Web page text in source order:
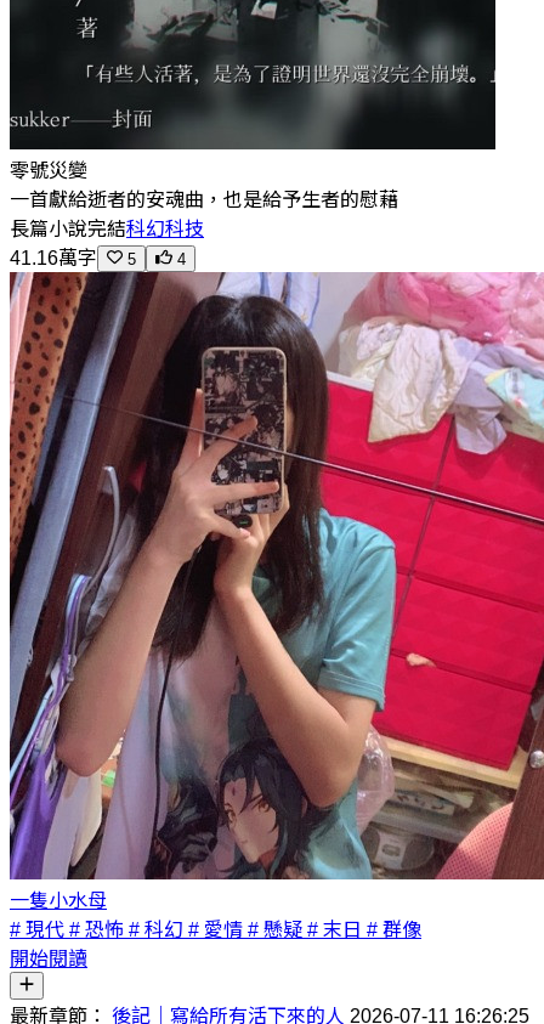
零號災變
一首獻給逝者的安魂曲，也是給予生者的慰藉
長篇小說完結科幻科技
41.16萬字
5 4
一隻小水母
# 現代 # 恐怖 # 科幻 # 愛情 # 懸疑 # 末日 # 群像
開始閱讀
最新章節： 後記｜寫給所有活下來的人 2026-07-11 16:26:25